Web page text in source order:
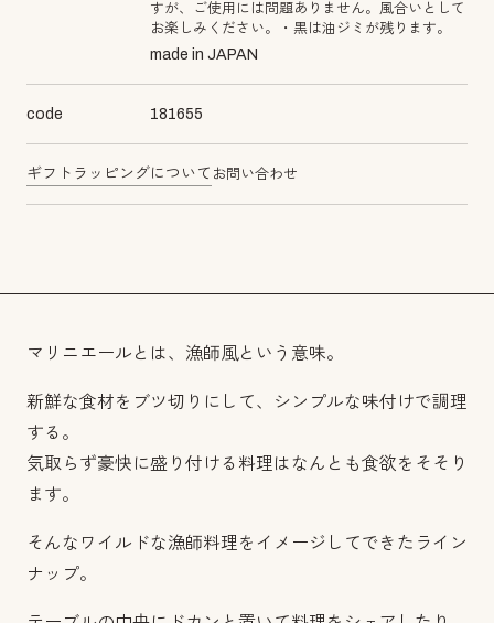
すが、ご使用には問題ありません。風合いとして
お楽しみください。・黒は油ジミが残ります。
made in JAPAN
code 181655
ギフトラッピングについて お問い合わせ
マリニエールとは、漁師風という意味。
新鮮な食材をブツ切りにして、シンプルな味付けで調理
する。
気取らず豪快に盛り付ける料理はなんとも食欲をそそり
ます。
そんなワイルドな漁師料理をイメージしてできたライン
ナップ。